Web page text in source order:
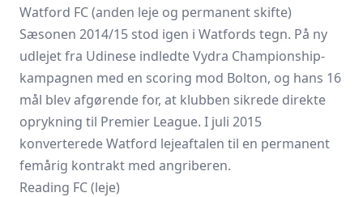
Watford FC (anden leje og permanent skifte)
Sæsonen 2014/15 stod igen i Watfords tegn. På ny
udlejet fra Udinese indledte Vydra Championship-
kampagnen med en scoring mod Bolton, og hans 16
mål blev afgørende for, at klubben sikrede direkte
oprykning til Premier League. I juli 2015
konverterede Watford lejeaftalen til en permanent
femårig kontrakt med angriberen.
Reading FC (leje)